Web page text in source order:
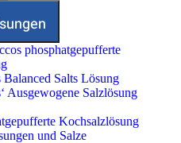
phosphatgepufferte
Balanced Salts Lösung
Ausgewogene Salzlösung
Kochsalzlösung
und Salze